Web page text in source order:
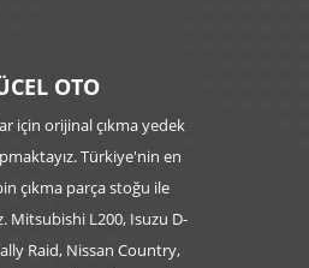
OTO
için orijinal çıkma yedek
Türkiye'nin en
çıkma parça stoğu ile
Mitsubishi L200, Isuzu D-
Raid, Nissan Country,